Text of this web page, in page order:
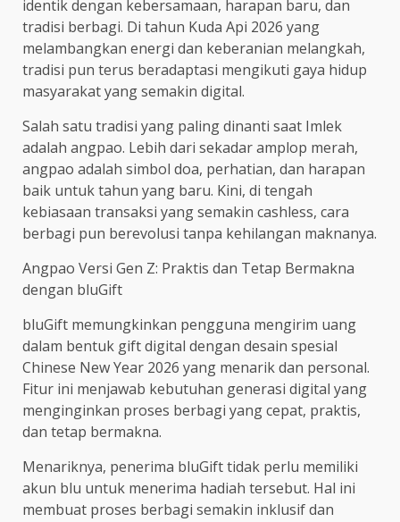
identik dengan kebersamaan, harapan baru, dan
tradisi berbagi. Di tahun Kuda Api 2026 yang
melambangkan energi dan keberanian melangkah,
tradisi pun terus beradaptasi mengikuti gaya hidup
masyarakat yang semakin digital.
Salah satu tradisi yang paling dinanti saat Imlek
adalah angpao. Lebih dari sekadar amplop merah,
angpao adalah simbol doa, perhatian, dan harapan
baik untuk tahun yang baru. Kini, di tengah
kebiasaan transaksi yang semakin cashless, cara
berbagi pun berevolusi tanpa kehilangan maknanya.
Angpao Versi Gen Z: Praktis dan Tetap Bermakna
dengan bluGift
bluGift memungkinkan pengguna mengirim uang
dalam bentuk gift digital dengan desain spesial
Chinese New Year 2026 yang menarik dan personal.
Fitur ini menjawab kebutuhan generasi digital yang
menginginkan proses berbagi yang cepat, praktis,
dan tetap bermakna.
Menariknya, penerima bluGift tidak perlu memiliki
akun blu untuk menerima hadiah tersebut. Hal ini
membuat proses berbagi semakin inklusif dan